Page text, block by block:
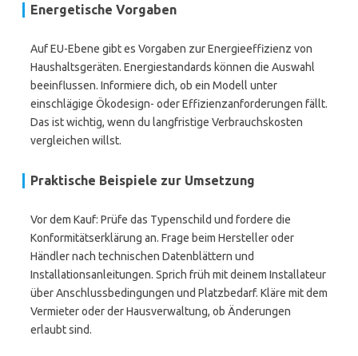
Energetische Vorgaben
Auf EU-Ebene gibt es Vorgaben zur Energieeffizienz von
Haushaltsgeräten. Energiestandards können die Auswahl
beeinflussen. Informiere dich, ob ein Modell unter
einschlägige Ökodesign- oder Effizienzanforderungen fällt.
Das ist wichtig, wenn du langfristige Verbrauchskosten
vergleichen willst.
Praktische Beispiele zur Umsetzung
Vor dem Kauf: Prüfe das Typenschild und fordere die
Konformitätserklärung an. Frage beim Hersteller oder
Händler nach technischen Datenblättern und
Installationsanleitungen. Sprich früh mit deinem Installateur
über Anschlussbedingungen und Platzbedarf. Kläre mit dem
Vermieter oder der Hausverwaltung, ob Änderungen
erlaubt sind.